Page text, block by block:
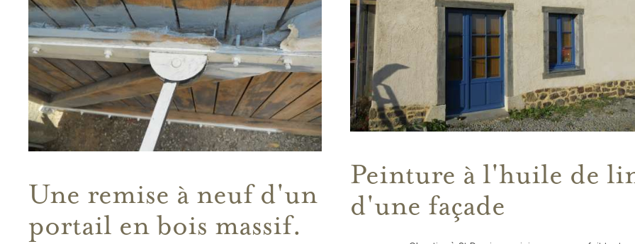
Peinture à l'huile de
d'une façade
Une remise à neuf d'un
portail en bois massif.